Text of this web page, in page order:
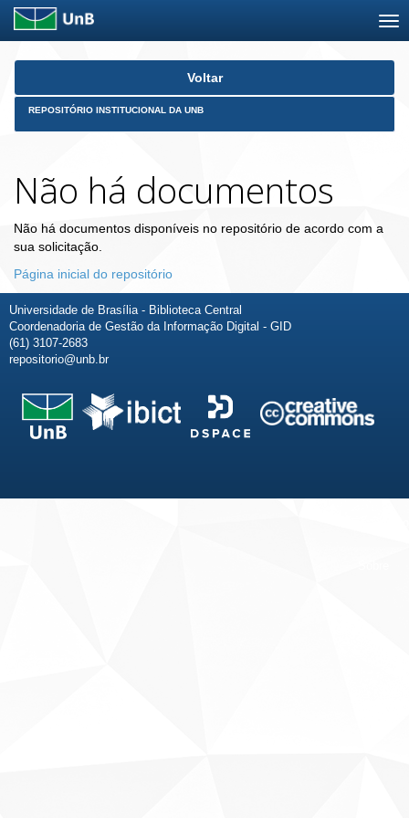
Skip
Voltar
REPOSITÓRIO INSTITUCIONAL DA UNB
Não há documentos
Não há documentos disponíveis no repositório de acordo com a
sua solicitação.
Página inicial do repositório
Universidade de Brasília - Biblioteca Central
Coordenadoria de Gestão da Informação Digital - GID
(61) 3107-2683
repositorio@unb.br